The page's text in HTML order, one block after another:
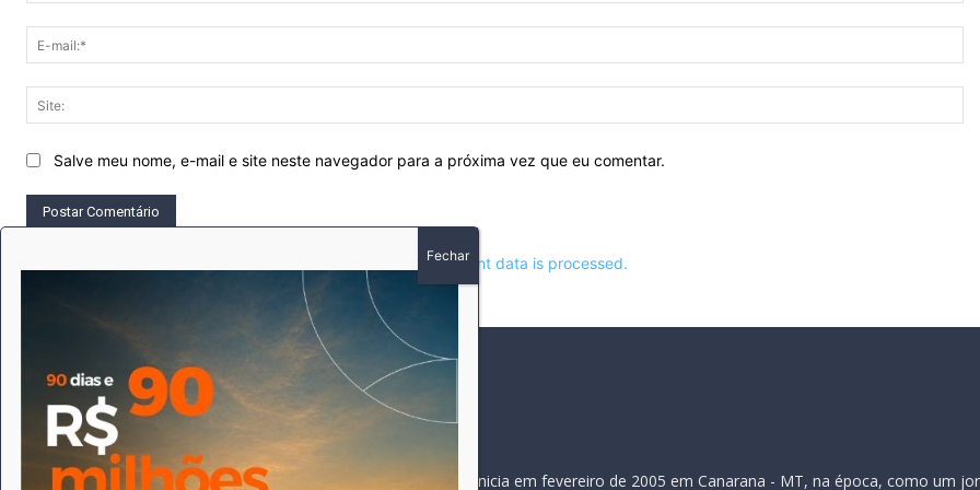
Salve meu nome, e-mail e site neste navegador para a próxima vez que eu comentar.
Learn how your comment data is processed.
SIGA-NOS
SOBRE
A história do Pioneiro inicia em fevereiro de 2005 em Canarana - MT, na época, como um